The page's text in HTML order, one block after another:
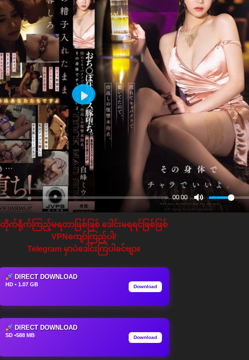
00:00
Play
တိုက်ရိုက်ကြည့်မရတာဖြစ်ဖြစ် ဒေါင်းမရရင်ဖြစ်ဖြစ်
VPNကျော်ကြည့်ပါ/
Telegram မှာပဲဒေါင်းကြပါခင်ဗျာ။
DIRECT DOWNLOAD
HD • 1.07 GB Download
DIRECT DOWNLOAD
SD •588 MB Download